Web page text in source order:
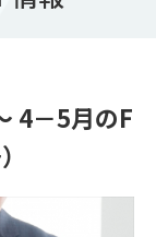
4－5月のF